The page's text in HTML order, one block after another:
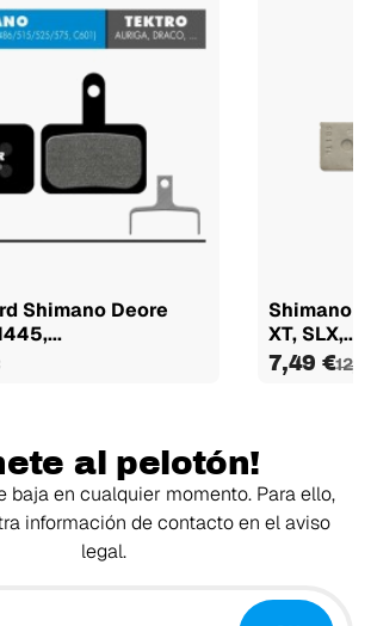
Shimano Deore
Shimano
XT, SLX,...
7,49 €
al pelotón!
baja en cualquier momento. Para ello,
información de contacto en el aviso
legal.